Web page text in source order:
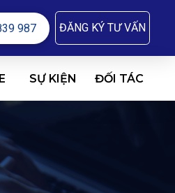
987 ĐĂNG KÝ TƯ VẤN
SỰ KIỆN ĐỐI TÁC